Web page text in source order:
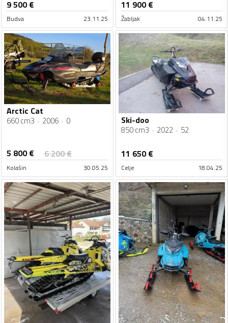
9 500€
Budva 23.11.25
11 900€
Žabljak 04.11.25
Arctic Cat
660 cm3 2006 0
5 800€ 6 200€
Kolašin 30.05.25
Ski-doo
850 cm3 2022 52
11 650€
Celje 18.04.25